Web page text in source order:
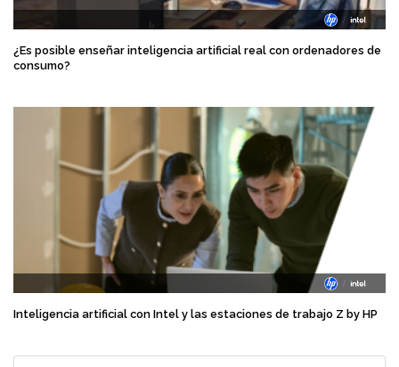
¿Es posible enseñar inteligencia artificial real con ordenadores de
consumo?
Inteligencia artificial con Intel y las estaciones de trabajo Z by HP